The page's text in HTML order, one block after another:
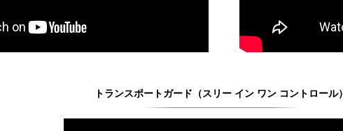
トランスポートガード（スリー イン ワン コントロール）